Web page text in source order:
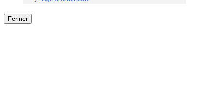
Fermer